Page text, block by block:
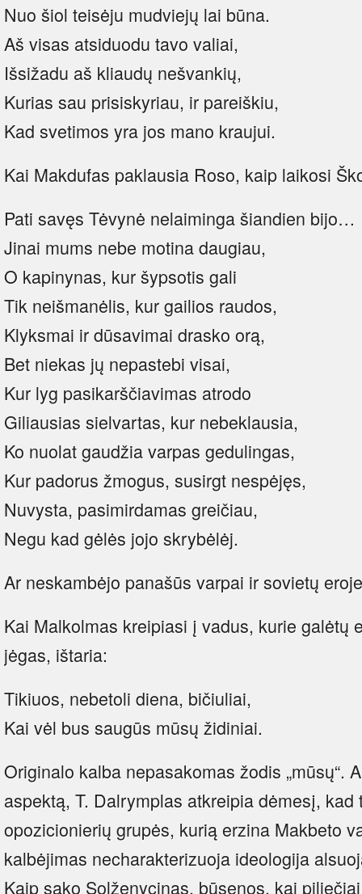
Nuo šiol teisėju mudviejų lai būna.
Aš visas atsiduodu tavo valiai,
Išsižadu aš kliaudų nešvankių,
Kurias sau prisiskyriau, ir pareiškiu,
Kad svetimos yra jos mano kraujui.
Kai Makdufas paklausia Roso, kaip laikosi
Pati savęs Tėvynė nelaiminga šiandien bijo…
Jinai mums nebe motina daugiau,
O kapinynas, kur šypsotis gali
Tik neišmanėlis, kur gailios raudos,
Klyksmai ir dūsavimai drasko orą,
Bet niekas jų nepastebi visai,
Kur lyg pasikarščiavimas atrodo
Giliausias sielvartas, kur nebeklausia,
Ko nuolat gaudžia varpas gedulingas,
Kur padorus žmogus, susirgt nespėjęs,
Nuvysta, pasimirdamas greičiau,
Negu kad gėlės jojo skrybėlėj.
Ar neskambėjo panašūs varpai ir sovietų
Kai Malkolmas kreipiasi į vadus, kurie galėtų
jėgas, ištaria:
Tikiuos, nebetoli diena, bičiuliai,
Kai vėl bus saugūs mūsų židiniai.
Originalo kalba nepasakomas žodis „mūsų“.
aspektą, T. Dalrymplas atkreipia dėmesį,
opozicionierių grupės, kurią erzina Makbeto
kalbėjimas necharakterizuoja ideologija
Kaip sako Solženycinas, būsenos, kai